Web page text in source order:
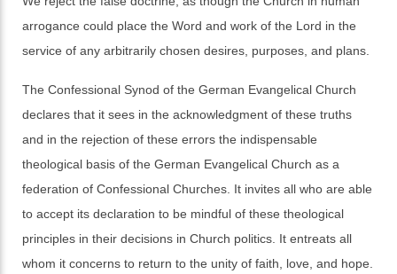
arrogance could place the Word and work of the Lord in the
service of any arbitrarily chosen desires, purposes, and plans.
The Confessional Synod of the German Evangelical Church
declares that it sees in the acknowledgment of these truths
and in the rejection of these errors the indispensable
theological basis of the German Evangelical Church as a
federation of Confessional Churches. It invites all who are able
to accept its declaration to be mindful of these theological
principles in their decisions in Church politics. It entreats all
whom it concerns to return to the unity of faith, love, and hope.